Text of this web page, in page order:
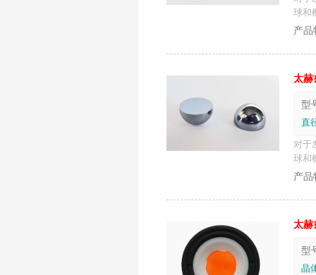
球和
产品
太赫
型
直
对于
球和
太赫
型
晶